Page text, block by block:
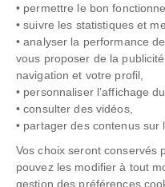
• permettre le bon
• suivre les statistiques et
• analyser la performance
vous proposer de la
navigation et votre profil,
• personnaliser l’affichage
• consulter des vidéos,
• partager des contenus sur
Vos choix seront conservés
pouvez les modifier à tout
gestion des préférences
"Allô Prévention